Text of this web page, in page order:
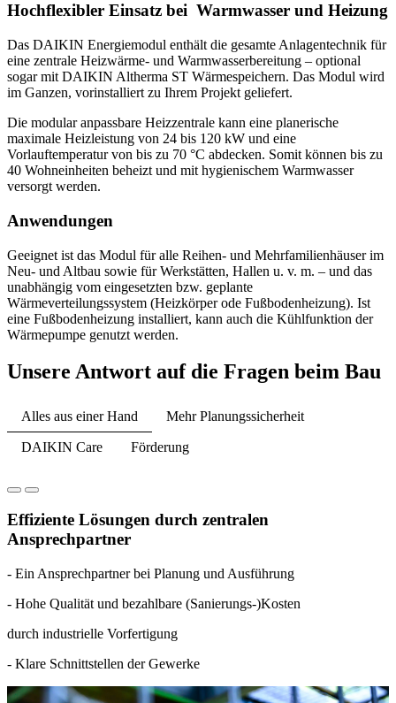
Hochflexibler Einsatz bei Warmwasser und Heizung
Das DAIKIN Energiemodul enthält die gesamte Anlagentechnik für
eine zentrale Heizwärme- und Warmwasserbereitung – optional
sogar mit DAIKIN Altherma ST Wärmespeichern. Das Modul wird
im Ganzen, vorinstalliert zu Ihrem Projekt geliefert.
Die modular anpassbare Heizzentrale kann eine planerische
maximale Heizleistung von 24 bis 120 kW und eine
Vorlauftemperatur von bis zu 70 °C abdecken. Somit können bis zu
40 Wohneinheiten beheizt und mit hygienischem Warmwasser
versorgt werden.
Anwendungen
Geeignet ist das Modul für alle Reihen- und Mehrfamilienhäuser im
Neu- und Altbau sowie für Werkstätten, Hallen u. v. m. – und das
unabhängig vom eingesetzten bzw. geplante
Wärmeverteilungssystem (Heizkörper ode Fußbodenheizung). Ist
eine Fußbodenheizung installiert, kann auch die Kühlfunktion der
Wärmepumpe genutzt werden.
Unsere Antwort auf die Fragen beim Bau
Alles aus einer Hand Mehr Planungssicherheit
DAIKIN Care Förderung
Effiziente Lösungen durch zentralen
Ansprechpartner
- Ein Ansprechpartner bei Planung und Ausführung
- Hohe Qualität und bezahlbare (Sanierungs-)Kosten
durch industrielle Vorfertigung
- Klare Schnittstellen der Gewerke